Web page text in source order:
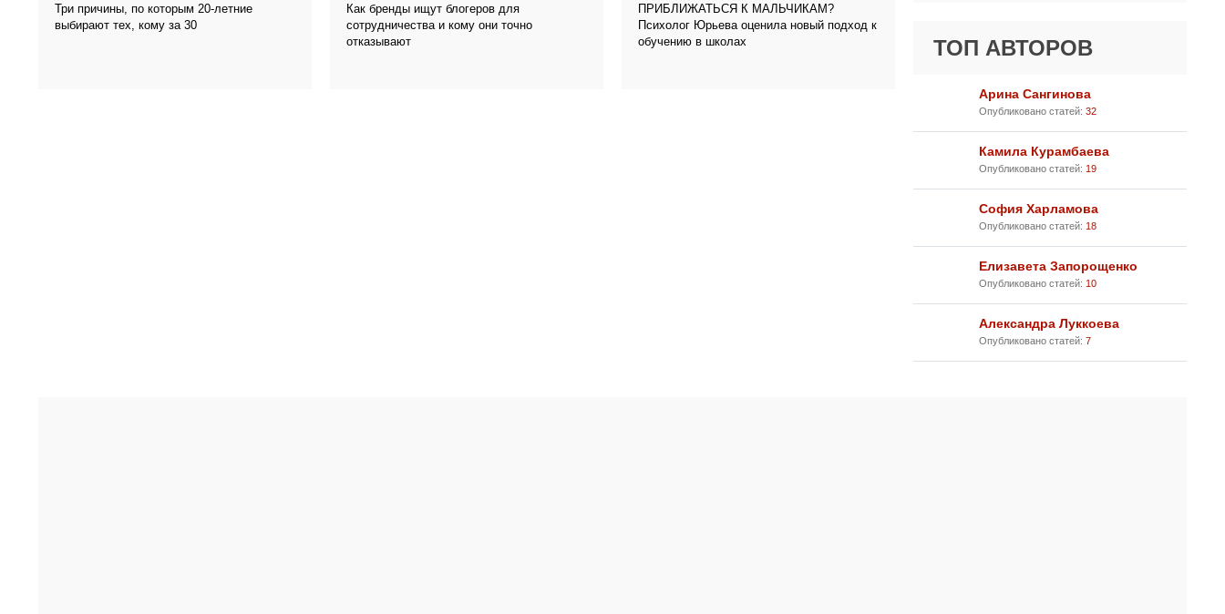
ТОП АВТОРОВ
Арина Сангинова
Опубликовано статей: 32
Камила Курамбаева
Опубликовано статей: 19
София Харламова
Опубликовано статей: 18
Елизавета Запорощенко
Опубликовано статей: 10
Александра Луккоева
Опубликовано статей: 7
Три причины, по которым 20-летние
выбирают тех, кому за 30
Как бренды ищут блогеров для
сотрудничества и кому они точно
отказывают
ПРИБЛИЖАТЬСЯ К МАЛЬЧИКАМ?
Психолог Юрьева оценила новый подход к
обучению в школах